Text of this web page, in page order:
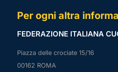
Per ogni altra
FEDERAZIONE ITALIANA
Piazza delle crociate 15/16
00162 ROMA